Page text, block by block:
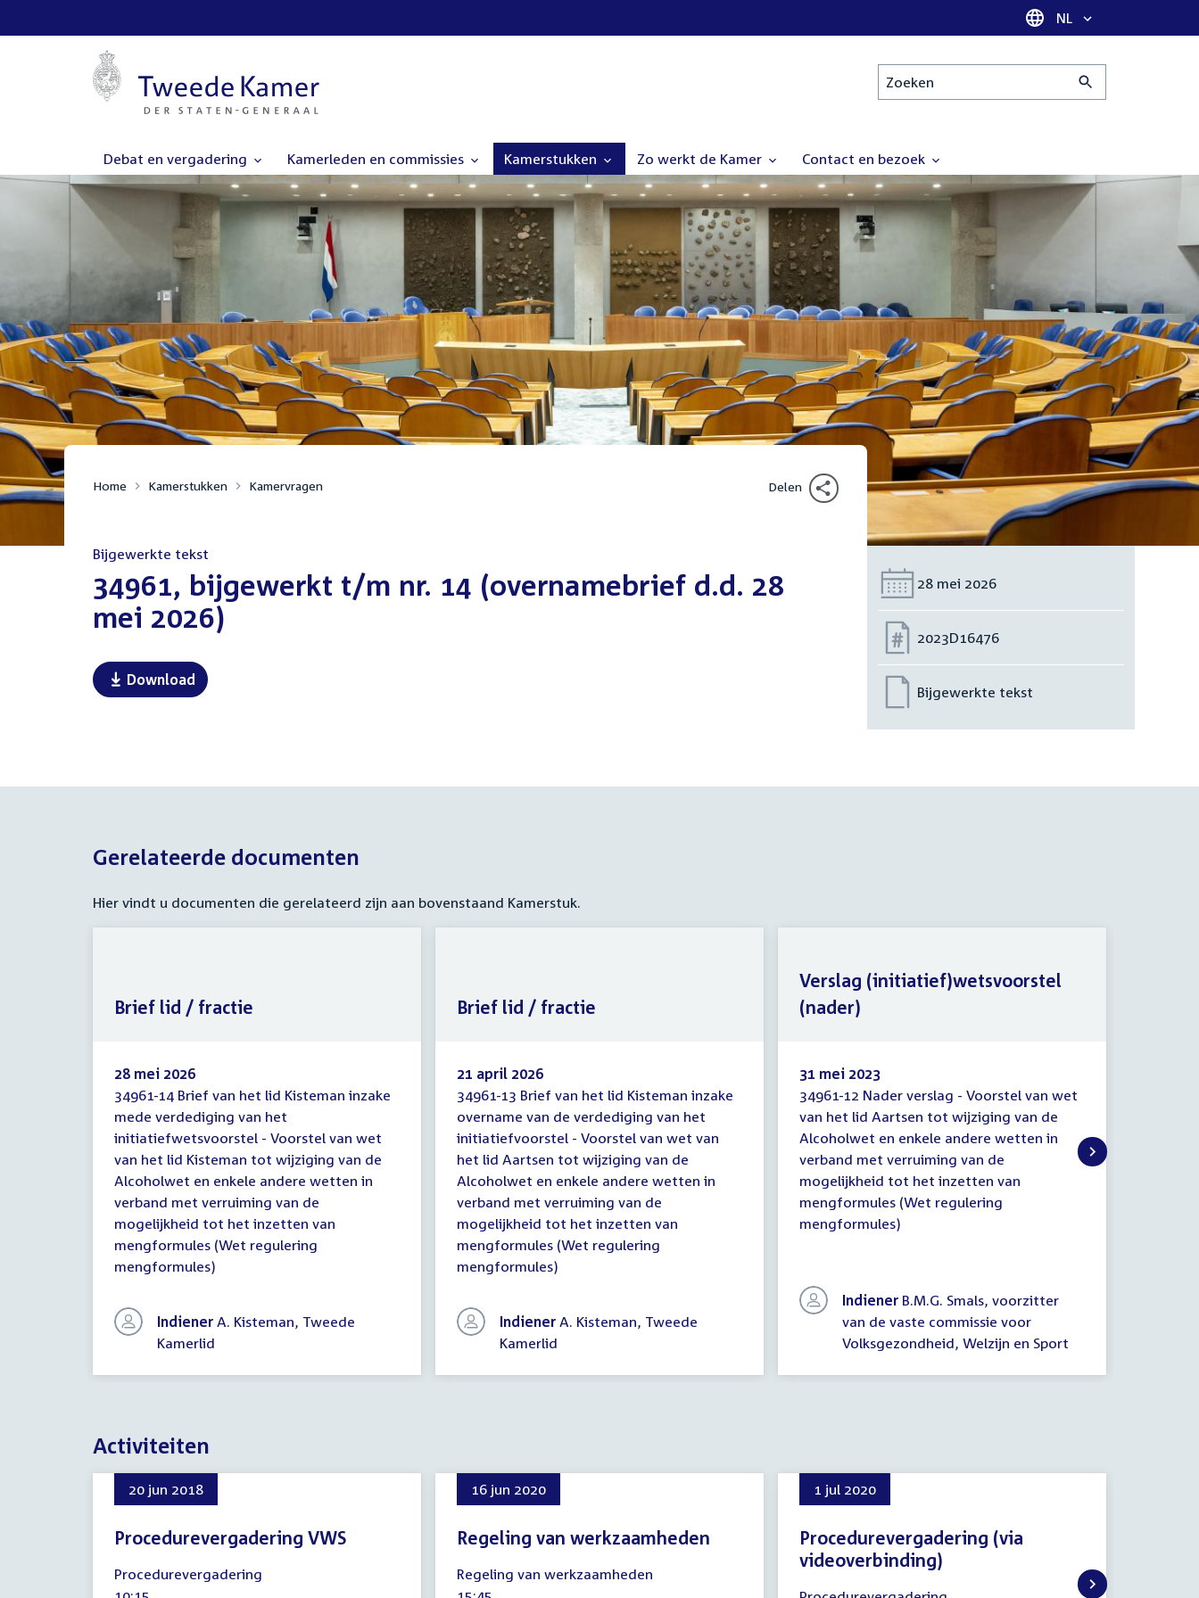
Taal selectie
NL
Zoeken
Debat en vergadering Kamerleden en commissies Kamerstukken Zo werkt de Kamer Contact en bezoek
Home Kamerstukken Kamervragen Delen
Bijgewerkte tekst
:34961, bijgewerkt t/m nr. 14 (overnamebrief d.d. 28
mei 2026)
Download
Datum:
28 mei 2026
Nummer:
2023D16476
Bijgewerkte tekst
Gerelateerde documenten
Hier vindt u documenten die gerelateerd zijn aan bovenstaand Kamerstuk.
Brief
lid
/
fractie
28 mei 2026
34961-14 Brief van het lid Kisteman inzake
mede verdediging van het
initiatiefwetsvoorstel - Voorstel van wet
van het lid Kisteman tot wijziging van de
Alcoholwet en enkele andere wetten in
verband met verruiming van de
mogelijkheid tot het inzetten van
mengformules (Wet regulering
mengformules)
Indiener A. Kisteman, Tweede
Kamerlid
Brief lid / fractie
Brief
lid
/
fractie
21 april 2026
34961-13 Brief van het lid Kisteman inzake
overname van de verdediging van het
initiatiefvoorstel - Voorstel van wet van
het lid Aartsen tot wijziging van de
Alcoholwet en enkele andere wetten in
verband met verruiming van de
mogelijkheid tot het inzetten van
mengformules (Wet regulering
mengformules)
Indiener A. Kisteman, Tweede
Kamerlid
Brief lid / fractie
Verslag
(initiatief)wetsvoorstel
(nader)
31 mei 2023
34961-12 Nader verslag - Voorstel van wet
van het lid Aartsen tot wijziging van de
Alcoholwet en enkele andere wetten in
verband met verruiming van de
mogelijkheid tot het inzetten van
mengformules (Wet regulering
mengformules)
Indiener B.M.G. Smals, voorzitter
van de vaste commissie voor
Volksgezondheid, Welzijn en Sport
Verslag (initiatief)wetsvoorstel
(nader)
Activiteiten
20 jun 2018
Procedurevergadering VWS
juni
Procedurevergadering
16 jun 2020
Regeling van werkzaamheden
juni
Regeling van werkzaamheden
1 jul 2020
Procedurevergadering (via
videoverbinding)